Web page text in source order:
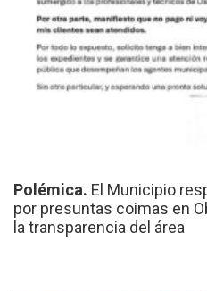
Polémica. El Municipio
por presuntas coimas en
la transparencia del área